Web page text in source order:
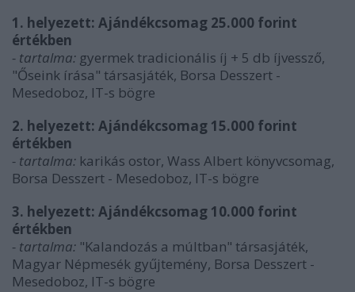
1. helyezett: Ajándékcsomag 25.000 forint
értékben
- tartalma: gyermek tradicionális íj + 5 db íjvessző,
"Őseink írása" társasjáték, Borsa Desszert -
Mesedoboz, IT-s bögre
2. helyezett: Ajándékcsomag 15.000 forint
értékben
- tartalma: karikás ostor, Wass Albert könyvcsomag,
Borsa Desszert - Mesedoboz, IT-s bögre
3. helyezett: Ajándékcsomag 10.000 forint
értékben
- tartalma: "Kalandozás a múltban" társasjáték,
Magyar Népmesék gyűjtemény, Borsa Desszert -
Mesedoboz, IT-s bögre